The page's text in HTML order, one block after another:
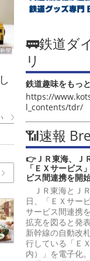
🚃鉄道ダ
リ
鉄道趣味をもっ
https://
l_contents/tdr/
📶速報
👉ＪＲ東海、Ｊ
「ＥＸサービス
ビス間連携を開
ＪＲ東海とＪ
日、「ＥＸサー
サービス間連携
拡充を図ると発
新幹線の自動改
行している「Ｅ
内）」を電子化